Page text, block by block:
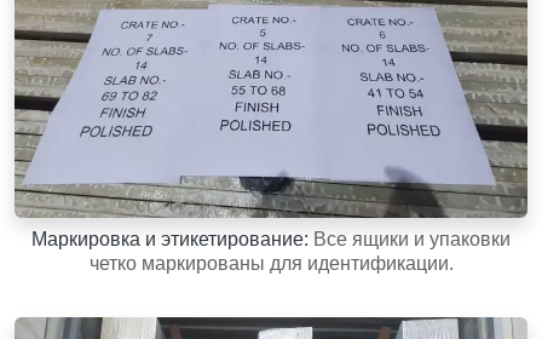
Маркировка и этикетирование: Все ящики и упаковки
четко маркированы для идентификации.